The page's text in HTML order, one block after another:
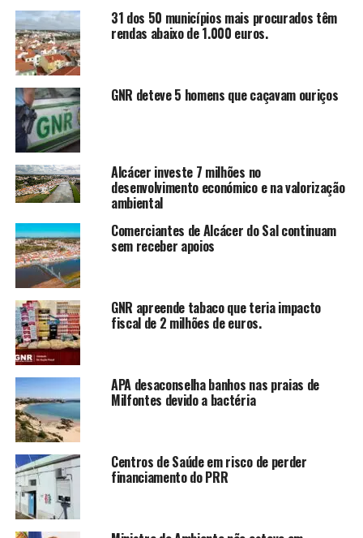
31 dos 50 municípios mais procurados têm
rendas abaixo de 1.000 euros.
GNR deteve 5 homens que caçavam ouriços
Alcácer investe 7 milhões no
desenvolvimento económico e na valorização
ambiental
Comerciantes de Alcácer do Sal continuam
sem receber apoios
GNR apreende tabaco que teria impacto
fiscal de 2 milhões de euros.
APA desaconselha banhos nas praias de
Milfontes devido a bactéria
Centros de Saúde em risco de perder
financiamento do PRR